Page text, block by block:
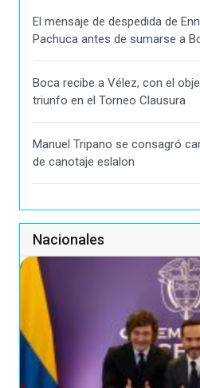
El mensaje de despedida de
Pachuca antes de sumarse a
Boca recibe a Vélez, con el
triunfo en el Torneo Clausura
Manuel Tripano se consagró
de canotaje eslalon
Nacionales